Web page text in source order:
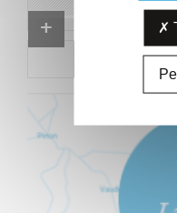
Proposer un
Proposer